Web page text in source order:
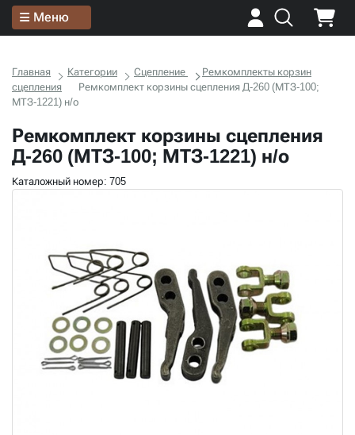
Меню
Главная Категории Сцепление
Ремкомплекты корзин
сцепления
Ремкомплект корзины сцепления Д-260 (МТЗ-100;
МТЗ-1221) н/о
Ремкомплект корзины сцепления
Д-260 (МТЗ-100; МТЗ-1221) н/о
Каталожный номер: 705